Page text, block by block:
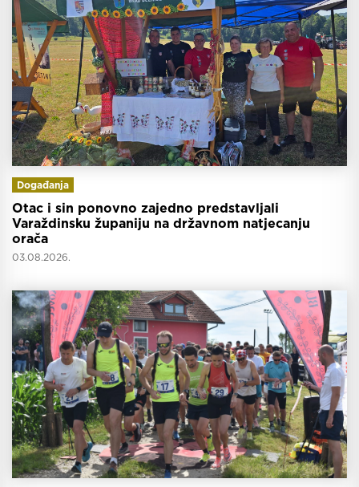
Događanja
Otac i sin ponovno zajedno predstavljali
Varaždinsku županiju na državnom natjecanju
orača
03.08.2026.